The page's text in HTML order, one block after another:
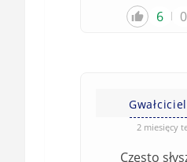
6
0
2 miesięcy
Często